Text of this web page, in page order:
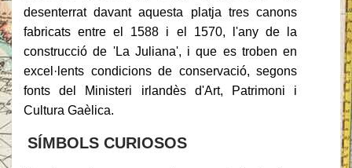
desenterrat davant aquesta platja tres canons
fabricats entre el 1588 i el 1570, l'any de la
construcció de 'La Juliana', i que es troben en
excel·lents condicions de conservació, segons
fonts del Ministeri irlandès d'Art, Patrimoni i
Cultura Gaèlica.
SÍMBOLS CURIOSOS